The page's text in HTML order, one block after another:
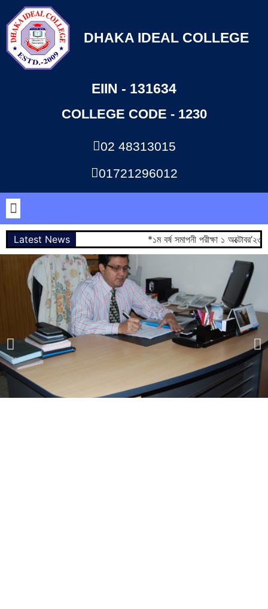
DHAKA IDEAL COLLEGE
EIIN - 131634
COLLEGE CODE - 1230
02 48313015
01721296012
Latest News *১ম বর্ষ সমাপনী পরীক্ষা ১ অক্টোবর‘২৩